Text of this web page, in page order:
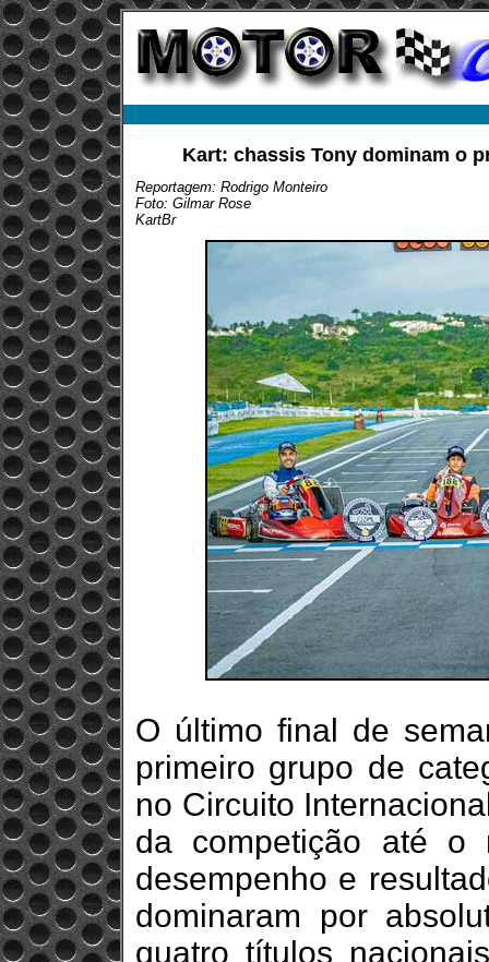
Kart: chassis Tony dominam o
Reportagem: Rodrigo Monteiro
Foto: Gilmar Rose
KartBr
O último final de
primeiro grupo de
no Circuito
da competição até o
desempenho e
dominaram por
quatro títulos